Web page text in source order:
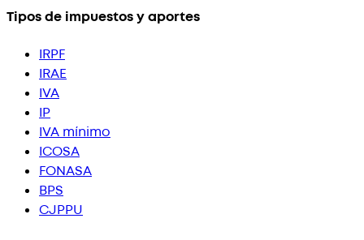
Tipos de impuestos y aportes
IRPF
IRAE
IVA
IP
IVA mínimo
ICOSA
FONASA
BPS
CJPPU